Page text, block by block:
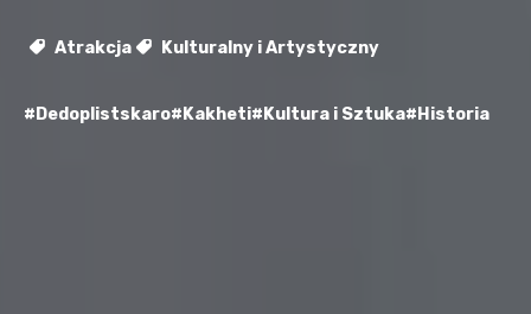
Atrakcja Kulturalny i Artystyczny
#Dedoplistskaro#Kakheti#Kultura i Sztuka#Historia